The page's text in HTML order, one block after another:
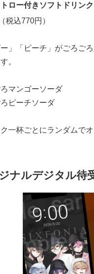
ロー付きソフトドリンク
税込770円）
ー」「ピーチ」がごろご
。
ろマンゴーソーダ
ろピーチソーダ
一杯ごとにランダムで
ナルデジタル待